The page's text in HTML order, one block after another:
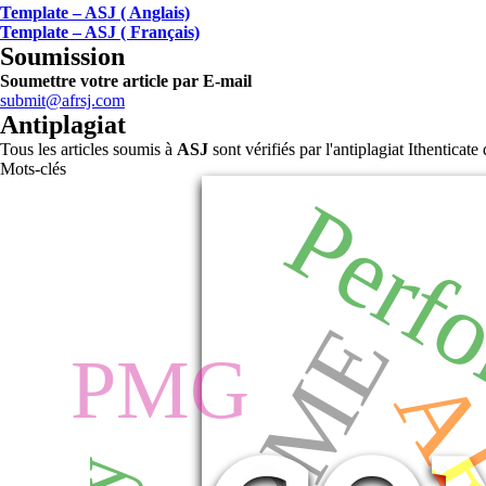
Template – ASJ ( Anglais)
Template – ASJ ( Français)
Soumission
Soumettre votre article par E-mail
submit@afrsj.com
Antiplagiat
Tous les articles soumis à ASJ sont vérifiés par l'antiplagiat
Mots-clés
PME
PMG